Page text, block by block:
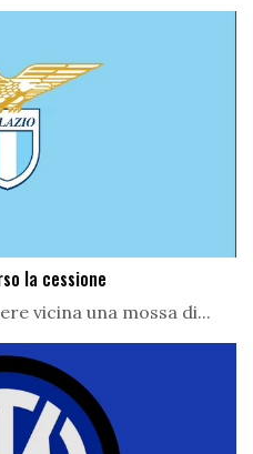
la cessione
vicina una mossa di...